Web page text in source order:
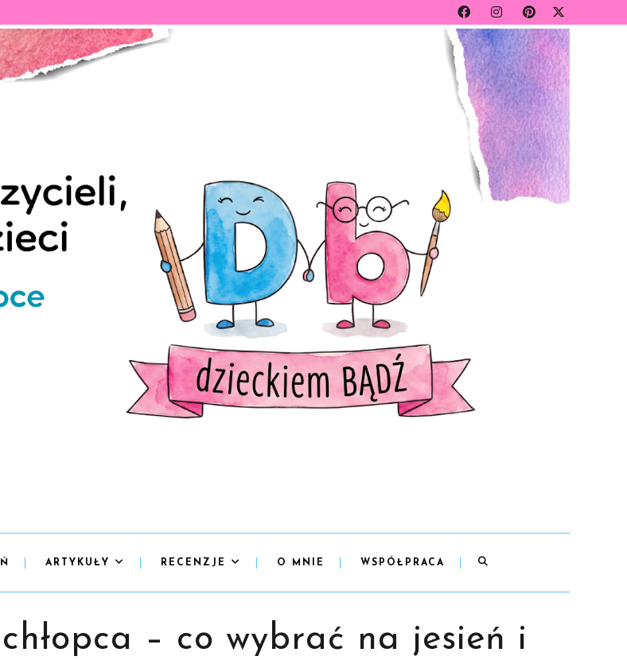
ARTYKUŁY RECENZJE O MNIE WSPÓŁPRACA
– co wybrać na jesień i